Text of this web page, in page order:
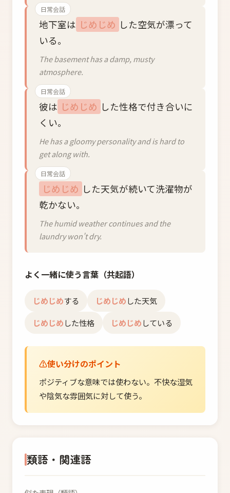
日常会話
地下室は じめじめ した空気が漂って
いる。
The basement has a damp, musty
atmosphere.
日常会話
彼は じめじめ した性格で付き合いに
くい。
He has a gloomy personality and is hard to
get along with.
日常会話
じめじめ した天気が続いて洗濯物が
乾かない。
The humid weather continues and the
laundry won't dry.
よく一緒に使う言葉（共起語）
じめじめする じめじめした天気
じめじめした性格 じめじめしている
使い分けのポイント
ポジティブな意味では使わない。不快な湿気
や陰気な雰囲気に対して使う。
類語・関連語